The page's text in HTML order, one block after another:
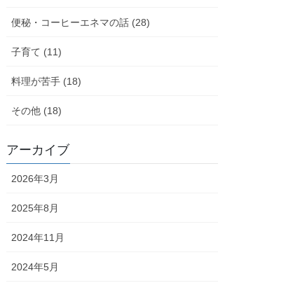
便秘・コーヒーエネマの話 (28)
子育て (11)
料理が苦手 (18)
その他 (18)
アーカイブ
2026年3月
2025年8月
2024年11月
2024年5月